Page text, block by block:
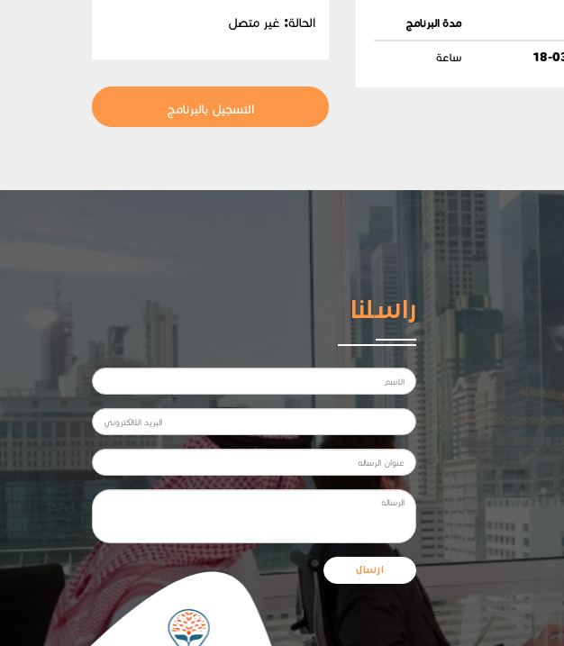
مدة البرنامج
ساعة
الحالة: غير متصل
التسجيل بالبرنامج
راسلنا
ارسال